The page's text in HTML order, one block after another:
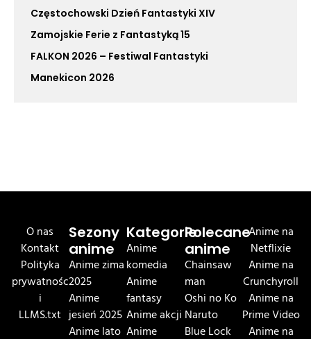
Częstochowski Dzień Fantastyki XIV
Zamojskie Ferie z Fantastyką 15
FALKON 2026 – Festiwal Fantastyki
Manekicon 2026
O nas
Kontakt
Polityka
prywatnośc
i
LLMS.txt
Sezony
anime
Anime zima
2025
Anime
jesień 2025
Anime lato
Kategorie
Anime
komedia
Anime
fantasy
Anime akcji
Anime
Polecane
anime
Chainsaw
man
Oshi no Ko
Naruto
Blue Lock
Anime na
Netflixie
Anime na
Crunchyroll
Anime na
Prime Video
Anime na